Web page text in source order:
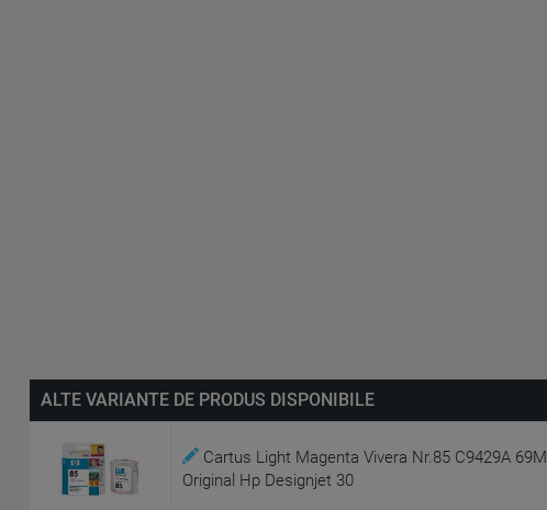
ALTE VARIANTE DE PRODUS DISPONIBILE
Cartus Light Magenta Vivera Nr.85 C9429A 69Ml
Original Hp Designjet 30